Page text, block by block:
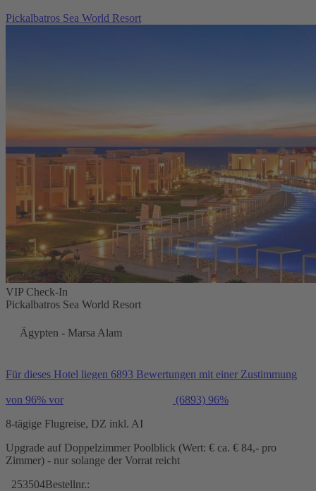
Pickalbatros Sea World Resort
VIP Check-In
Pickalbatros Sea World Resort
Ägypten - Marsa Alam
Für dieses Hotel liegen 6893 Bewertungen mit einer Zustimmung
von 96% vor (6893) 96%
8-tägige Flugreise, DZ inkl. AI
Upgrade auf Doppelzimmer Poolblick (Wert: € ca. € 84,- pro
Zimmer) - nur solange der Vorrat reicht
253504Bestellnr.: